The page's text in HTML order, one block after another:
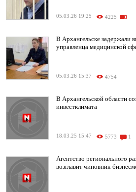
05.03.26 19:25 4225
В Архангельске задержали
управленца медицинской
05.03.26 15:37 4754
В Архангельской области
инвестклимата
18.03.25 15:47 5773 1
Агентство регионального
возглавит чиновник-